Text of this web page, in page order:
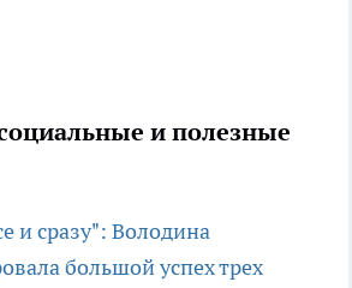
и полезные
и сразу": Володина
большой успех трех